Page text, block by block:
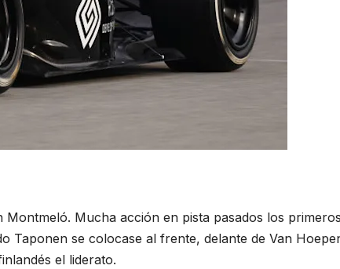
Mucha acción en pista pasados los
Taponen se colocase al frente, delante de Van
el liderato.